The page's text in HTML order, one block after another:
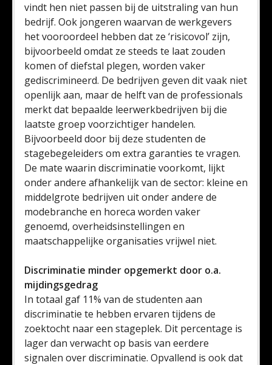
vindt hen niet passen bij de uitstraling van hun
bedrijf. Ook jongeren waarvan de werkgevers
het vooroordeel hebben dat ze ‘risicovol’ zijn,
bijvoorbeeld omdat ze steeds te laat zouden
komen of diefstal plegen, worden vaker
gediscrimineerd. De bedrijven geven dit vaak niet
openlijk aan, maar de helft van de professionals
merkt dat bepaalde leerwerkbedrijven bij die
laatste groep voorzichtiger handelen.
Bijvoorbeeld door bij deze studenten de
stagebegeleiders om extra garanties te vragen.
De mate waarin discriminatie voorkomt, lijkt
onder andere afhankelijk van de sector: kleine en
middelgrote bedrijven uit onder andere de
modebranche en horeca worden vaker
genoemd, overheidsinstellingen en
maatschappelijke organisaties vrijwel niet.
Discriminatie minder opgemerkt door o.a.
mijdingsgedrag
In totaal gaf 11% van de studenten aan
discriminatie te hebben ervaren tijdens de
zoektocht naar een stageplek. Dit percentage is
lager dan verwacht op basis van eerdere
signalen over discriminatie. Opvallend is ook dat